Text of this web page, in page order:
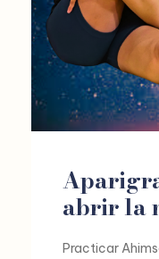
abrir la
Practicar